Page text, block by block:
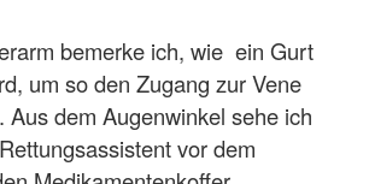
bemerke ich, wie ein Gurt
um so den Zugang zur Vene
Aus dem Augenwinkel sehe ich
vor dem